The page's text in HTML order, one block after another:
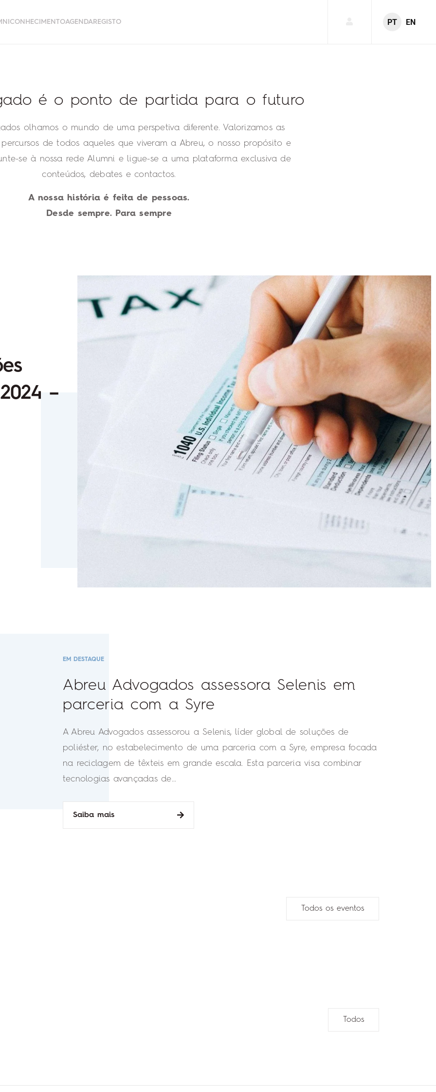
CONHECIMENTOAGENDA REGISTO PT EN
é o ponto de partida para o futuro
olhamos o mundo de uma perspetiva diferente. Valorizamos as
de todos aqueles que viveram a Abreu, o nosso propósito e
se à nossa rede Alumni e ligue-se a uma plataforma exclusiva de
conteúdos, debates e contactos.
A nossa história é feita de pessoas.
Desde sempre. Para sempre
–
EM DESTAQUE
Abreu Advogados assessora Selenis em
parceria com a Syre
A Abreu Advogados assessorou a Selenis, líder global de soluções de
poliéster, no estabelecimento de uma parceria com a Syre, empresa focada
na reciclagem de têxteis em grande escala. Esta parceria visa combinar
tecnologias avançadas de...
Saiba mais
Todos os eventos
Todos